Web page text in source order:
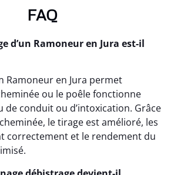
FAQ
d’un Ramoneur en Jura est-il
Ramoneur en Jura permet
ou le poêle fonctionne
de conduit ou d’intoxication. Grâce
le tirage est amélioré, les
correctement et le rendement du